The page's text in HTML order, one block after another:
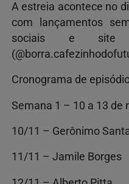
A estreia acontece no
com lançamentos
sociais e site
Cronograma de
Semana 1 – 10 a 13 de
10/11 – Gerônimo
11/11 – Jamile Borges